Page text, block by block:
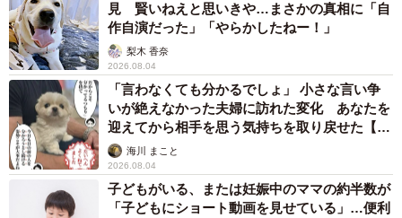
見 賢いねえと思いきや…まさかの真相に「自
作自演だった」「やらかしたねー！」
梨木 香奈
2026.08.04
「言わなくても分かるでしょ」 小さな言い争
いが絶えなかった夫婦に訪れた変化 あなたを
迎えてから相手を思う気持ちを取り戻せた【漫
画】海川 まこと
2026.08.04
子どもがいる、または妊娠中のママの約半数が
「子どもにショート動画を見せている」…便利